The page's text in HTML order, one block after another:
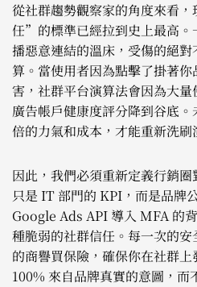
從社群趨勢觀察家的角度來看
任”的標準已經拉到史上最高。
播惡意連結的溫床，受傷的絕
算。當使用者因為點擊了掛著
害，社群平台演算法會因為大
廣告帳戶健康度評分降到谷底
倍的力氣和成本，才能重新洗刷
因此，我們必須重新定義行銷
只是 IT 部門的 KPI，而是品牌
Google Ads API 導入 MFA 的
種脆弱的社群信任。每一次的
的商譽買保險，確保你在社群
100% 來自品牌真實的意圖，而